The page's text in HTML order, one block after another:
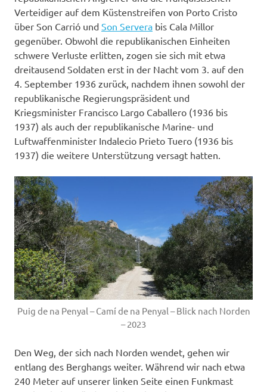
Verteidiger auf dem Küstenstreifen von Porto Cristo
über Son Carrió und Son Servera bis Cala Millor
gegenüber. Obwohl die republikanischen Einheiten
schwere Verluste erlitten, zogen sie sich mit etwa
dreitausend Soldaten erst in der Nacht vom 3. auf den
4. September 1936 zurück, nachdem ihnen sowohl der
republikanische Regierungspräsident und
Kriegsminister Francisco Largo Caballero (1936 bis
1937) als auch der republikanische Marine- und
Luftwaffenminister Indalecio Prieto Tuero (1936 bis
1937) die weitere Unterstützung versagt hatten.
Puig de na Penyal – Camí de na Penyal – Blick nach Norden
– 2023
Den Weg, der sich nach Norden wendet, gehen wir
entlang des Berghangs weiter. Während wir nach etwa
240 Meter auf unserer linken Seite einen Funkmast